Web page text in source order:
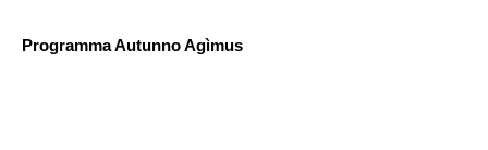
Programma Autunno Agìmus